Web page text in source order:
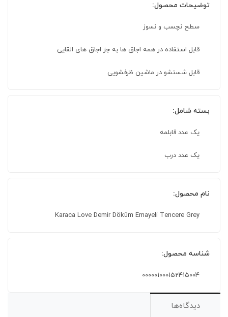
توضیحات محصول:
سطح نچسب و نسوز
قابل استفاده در همه اجاق ها به جز اجاق های القایی
قابل شستشو در ماشین ظرفشویی
بسته شامل:
یک عدد قابلمه
یک عدد درب
نام محصول:
Karaca Love Demir Döküm Emayeli Tencere Grey
شناسه محصول:
000001000152415004
دیدگاه‌ها